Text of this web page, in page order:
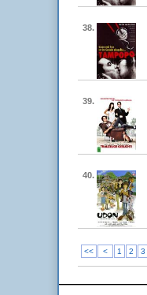
38.
39.
40.
<< < 1 2 3